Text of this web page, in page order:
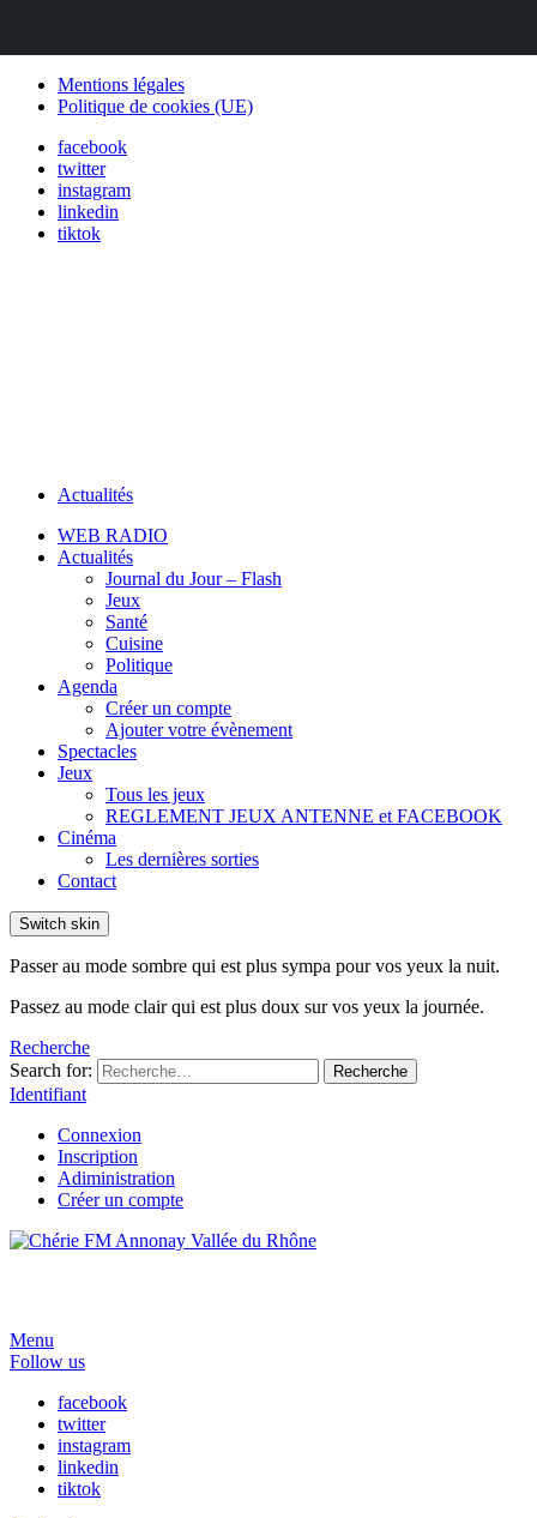
Mentions légales
Politique de cookies (UE)
facebook
twitter
instagram
linkedin
tiktok
Actualités
WEB RADIO
Actualités
Journal du Jour – Flash
Jeux
Santé
Cuisine
Politique
Agenda
Créer un compte
Ajouter votre évènement
Spectacles
Jeux
Tous les jeux
REGLEMENT JEUX ANTENNE et FACEBOOK
Cinéma
Les dernières sorties
Contact
Switch skin
Passer au mode sombre qui est plus sympa pour vos yeux la nuit.
Passez au mode clair qui est plus doux sur vos yeux la journée.
Recherche
Search for:
Recherche
Identifiant
Connexion
Inscription
Adiministration
Créer un compte
Menu
Follow us
facebook
twitter
instagram
linkedin
tiktok